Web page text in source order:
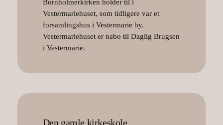
Bornholmerkirken holder til i
Vestermariehuset, som tidligere var et
forsamlingshus i Vestermarie by.
Vestermariehuset er nabo til Daglig Brugsen
i Vestermarie.
Den gamle kirkeskole